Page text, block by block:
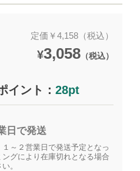
定価￥4,158（税込）
¥3,058（税込）
イント：28pt
日で発送
～２営業日で発送予定となっ
グにより在庫切れとなる場合
。